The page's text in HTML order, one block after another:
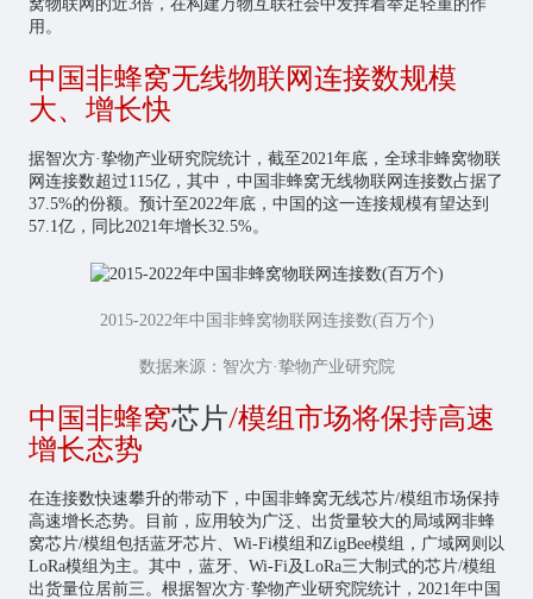
窝物联网的近3倍，在构建万物互联社会中发挥着举足轻重的作
用。
中国非蜂窝无线物联网连接数规模
大、增长快
据智次方·挚物产业研究院统计，截至2021年底，全球非蜂窝物联
网连接数超过115亿，其中，中国非蜂窝无线物联网连接数占据了
37.5%的份额。预计至2022年底，中国的这一连接规模有望达到
57.1亿，同比2021年增长32.5%。
2015-2022年中国非蜂窝物联网连接数(百万个)
数据来源：智次方·挚物产业研究院
中国非蜂窝芯片/模组市场将保持高速
增长态势
在连接数快速攀升的带动下，中国非蜂窝无线芯片/模组市场保持
高速增长态势。目前，应用较为广泛、出货量较大的局域网非蜂
窝芯片/模组包括蓝牙芯片、Wi-Fi模组和ZigBee模组，广域网则以
LoRa模组为主。其中，蓝牙、Wi-Fi及LoRa三大制式的芯片/模组
出货量位居前三。根据智次方·挚物产业研究院统计，2021年中国